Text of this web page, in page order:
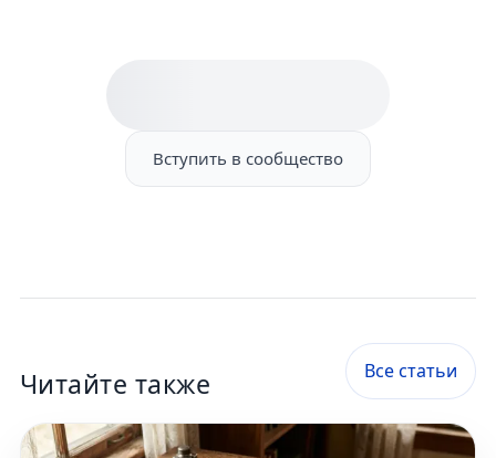
Вступить в сообщество
Читайте также Все статьи